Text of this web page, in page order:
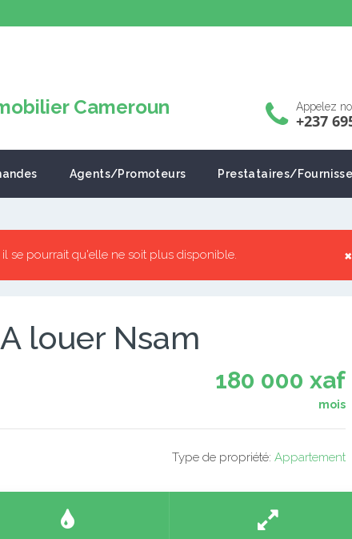
Appelez
+237
Agents/Promoteurs Prestataires/
×
il se pourrait qu'elle ne soit plus disponible.
louer Nsam
180 000 xaf
mois
Type de propriété: Appartement